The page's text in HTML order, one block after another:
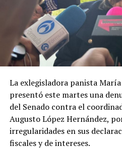
La exlegisladora panista
presentó este martes una
del Senado contra el
Augusto López Hernández,
irregularidades en sus
fiscales y de intereses.